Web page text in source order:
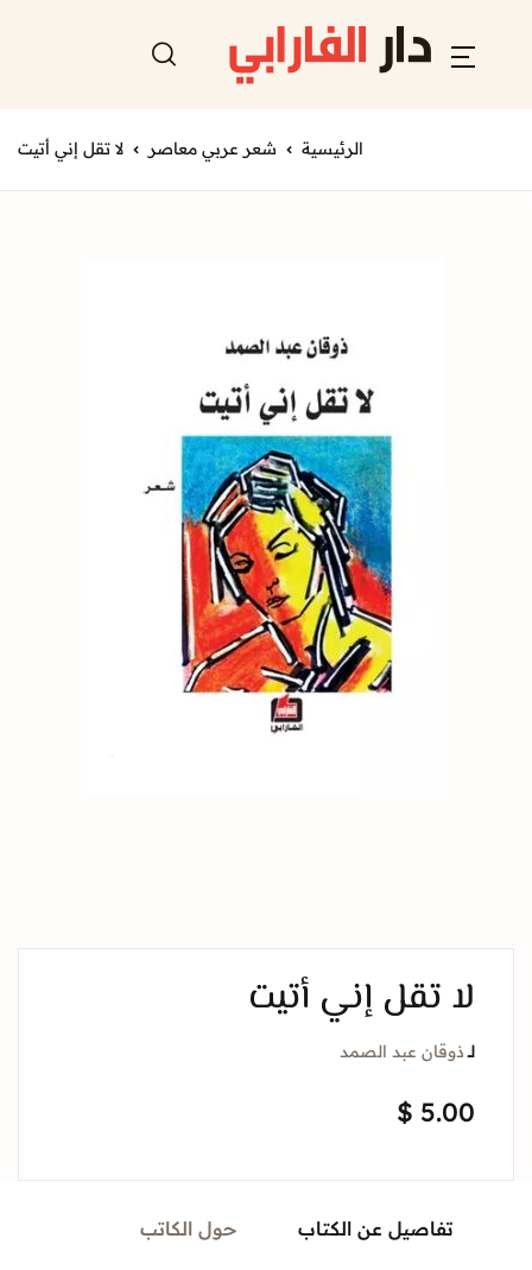
الرئيسية شعر عربي معاصر لا تقل إني أتيت
لا تقل إني أتيت
لــ ذوقان عبد الصمد
$ 5.00
تفاصيل عن الكتاب حول الكاتب